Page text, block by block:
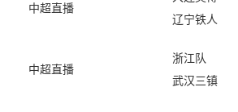
中超直播
辽宁铁人
中超直播
浙江队
武汉三镇